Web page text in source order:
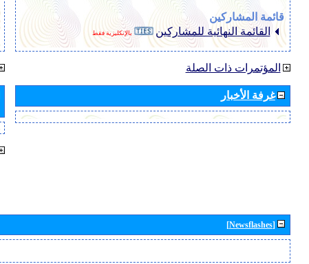
قائمة المشاركين
القائمة النهائية للمشاركين
بالإنكليزية فقط
المؤتمرات ذات الصلة
غرفة الأخبار
[Newsflashes]